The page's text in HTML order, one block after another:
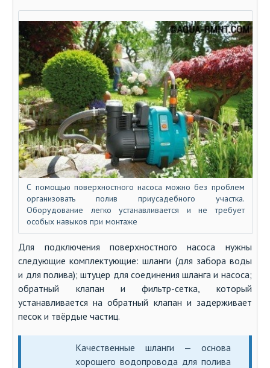
С помощью поверхностного насоса можно без проблем
организовать полив приусадебного участка.
Оборудование легко устанавливается и не требует
особых навыков при монтаже
Для подключения поверхностного насоса нужны
следующие комплектующие: шланги (для забора воды
и для полива); штуцер для соединения шланга и насоса;
обратный клапан и фильтр-сетка, который
устанавливается на обратный клапан и задерживает
песок и твёрдые частиц.
Качественные шланги — основа
хорошего водопровода для полива